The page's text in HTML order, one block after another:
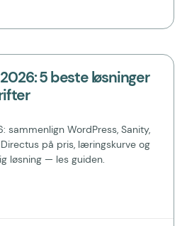
5 beste løsninger
sammenlign WordPress, Sanity,
på pris, læringskurve og
løsning — les guiden.